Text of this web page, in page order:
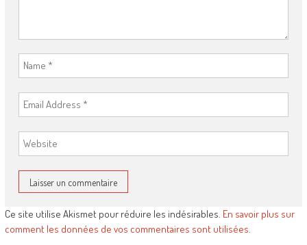
Ce site utilise Akismet pour réduire les indésirables. En savoir plus sur
comment les données de vos commentaires sont utilisées